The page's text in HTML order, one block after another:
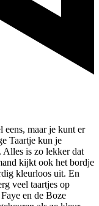
eens, maar je kunt er
Taartje kun je
Alles is zo lekker dat
kijkt ook het bordje
kleurloos uit. En
veel taartjes op
en de Boze